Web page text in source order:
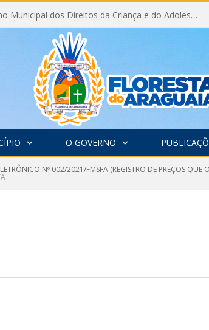
Eleição do Conselho Municipal dos Direitos da Criança e do Adolescente CMDCA 2026
O GOVERNO
Nº 002/2021/FMSFA (REGISTRO DE PREÇOS QUE